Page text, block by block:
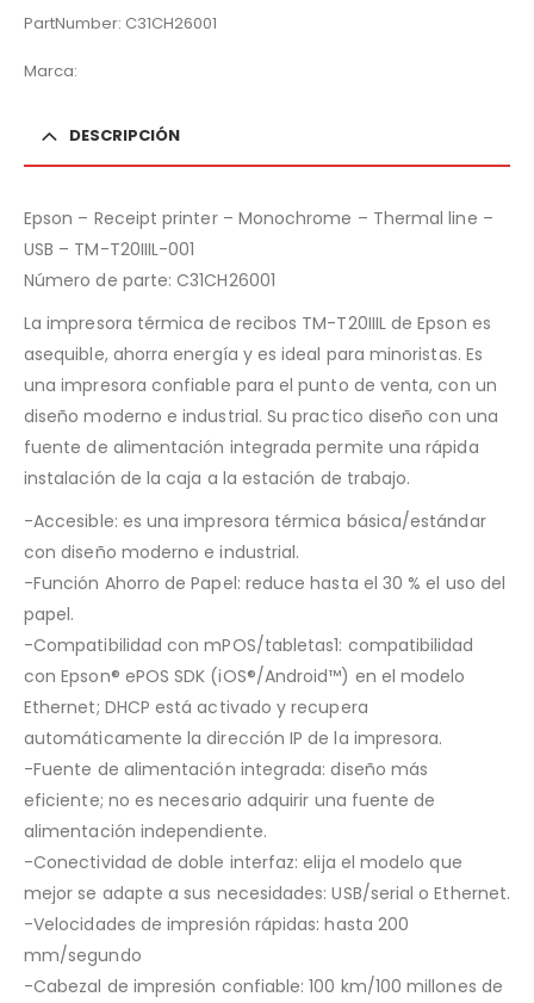
PartNumber: C31CH26001
Marca:
DESCRIPCIÓN
Epson – Receipt printer – Monochrome – Thermal line –
USB – TM-T20IIIL-001
Número de parte:C31CH26001
La impresora térmica de recibos TM-T20IIIL de Epson es
asequible, ahorra energía y es ideal para minoristas. Es
una impresora confiable para el punto de venta, con un
diseño moderno e industrial. Su practico diseño con una
fuente de alimentación integrada permite una rápida
instalación de la caja a la estación de trabajo.
-Accesible: es una impresora térmica básica/estándar
con diseño moderno e industrial.
-Función Ahorro de Papel: reduce hasta el 30 % el uso del
papel.
-Compatibilidad con mPOS/tabletas1: compatibilidad
con Epson® ePOS SDK (iOS®/Android™) en el modelo
Ethernet; DHCP está activado y recupera
automáticamente la dirección IP de la impresora.
-Fuente de alimentación integrada: diseño más
eficiente; no es necesario adquirir una fuente de
alimentación independiente.
-Conectividad de doble interfaz: elija el modelo que
mejor se adapte a sus necesidades: USB/serial o Ethernet.
-Velocidades de impresión rápidas: hasta 200
mm/segundo
-Cabezal de impresión confiable: 100 km/100 millones de